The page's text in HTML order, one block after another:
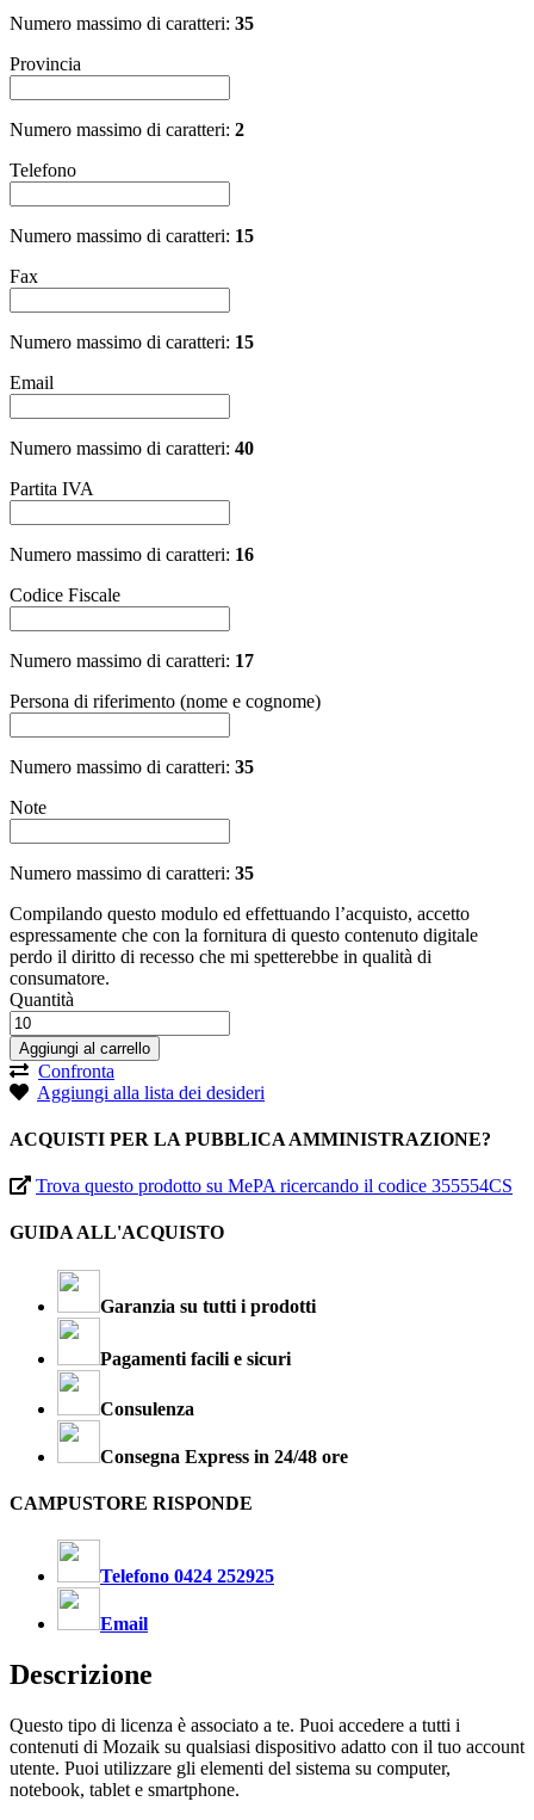
Numero massimo di caratteri: 35
Provincia
Numero massimo di caratteri: 2
Telefono
Numero massimo di caratteri: 15
Fax
Numero massimo di caratteri: 15
Email
Numero massimo di caratteri: 40
Partita IVA
Numero massimo di caratteri: 16
Codice Fiscale
Numero massimo di caratteri: 17
Persona di riferimento (nome e cognome)
Numero massimo di caratteri: 35
Note
Numero massimo di caratteri: 35
Compilando questo modulo ed effettuando l’acquisto, accetto
espressamente che con la fornitura di questo contenuto digitale
perdo il diritto di recesso che mi spetterebbe in qualità di
consumatore.
Quantità
Aggiungi al carrello
Confronta
Aggiungi alla lista dei desideri
ACQUISTI PER LA PUBBLICA AMMINISTRAZIONE?
Trova questo prodotto su MePA ricercando il codice 355554CS
GUIDA ALL'ACQUISTO
Garanzia su tutti i prodotti
Pagamenti facili e sicuri
Consulenza
Consegna Express in 24/48 ore
CAMPUSTORE RISPONDE
Telefono 0424 252925
Email
Descrizione
Questo tipo di licenza è associato a te. Puoi accedere a tutti i
contenuti di Mozaik su qualsiasi dispositivo adatto con il tuo account
utente. Puoi utilizzare gli elementi del sistema su computer,
notebook, tablet e smartphone.